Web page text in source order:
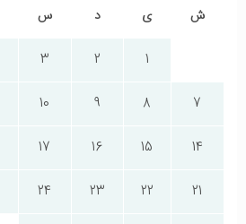
ش ی د س
1
2
3
7
8
9
10
14
15
16
17
21
22
23
24